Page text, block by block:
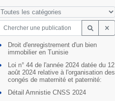
Droit d'enregistrement d'un bien
immobilier en Tunisie
Loi n° 44 de l'année 2024 datée du 12
août 2024 relative à l'organisation des
congés de maternité et paternité:
Détail Amnistie CNSS 2024